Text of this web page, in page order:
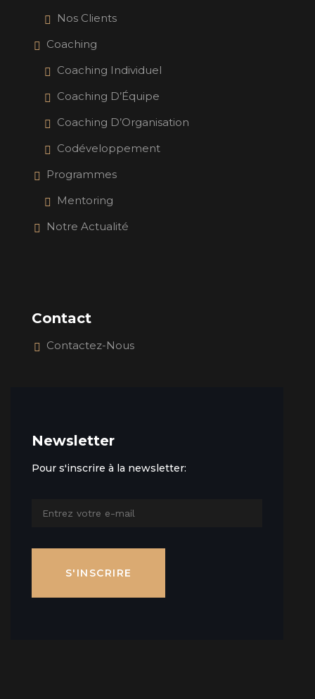
Nos Clients
Coaching
Coaching Individuel
Coaching D’Équipe
Coaching D’Organisation
Codéveloppement
Programmes
Mentoring
Notre Actualité
Contact
Contactez-Nous
Newsletter
Pour s'inscrire à la newsletter:
S'INSCRIRE